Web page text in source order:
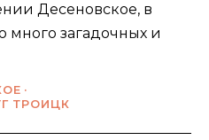
Десеновское, в
много загадочных и
ТРОИЦК